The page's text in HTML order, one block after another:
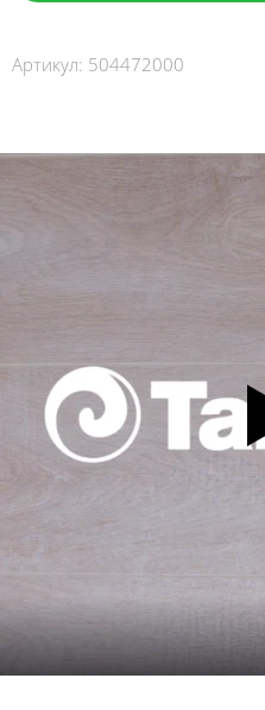
Артикул: 504472000